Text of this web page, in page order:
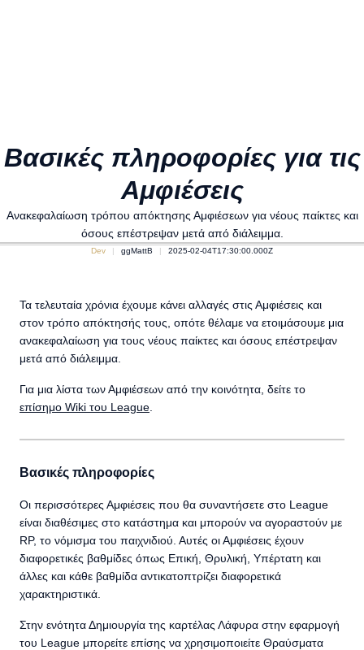
Βασικές πληροφορίες για τις
Αμφιέσεις
Ανακεφαλαίωση τρόπου απόκτησης Αμφιέσεων για νέους παίκτες και
όσους επέστρεψαν μετά από διάλειμμα.
Dev ggMattB 2025-02-04T17:30:00.000Z
Τα τελευταία χρόνια έχουμε κάνει αλλαγές στις Αμφιέσεις και
στον τρόπο απόκτησής τους, οπότε θέλαμε να ετοιμάσουμε μια
ανακεφαλαίωση για τους νέους παίκτες και όσους επέστρεψαν
μετά από διάλειμμα.
Για μια λίστα των Αμφιέσεων από την κοινότητα, δείτε το
επίσημο Wiki του League
Βασικές πληροφορίες
Οι περισσότερες Αμφιέσεις που θα συναντήσετε στο League
είναι διαθέσιμες στο κατάστημα και μπορούν να αγοραστούν με
RP, το νόμισμα του παιχνιδιού. Αυτές οι Αμφιέσεις έχουν
διαφορετικές βαθμίδες όπως Επική, Θρυλική, Υπέρτατη και
άλλες και κάθε βαθμίδα αντικατοπτρίζει διαφορετικά
χαρακτηριστικά.
Στην ενότητα Δημιουργία της καρτέλας Λάφυρα στην εφαρμογή
του League μπορείτε επίσης να χρησιμοποιείτε Θραύσματα